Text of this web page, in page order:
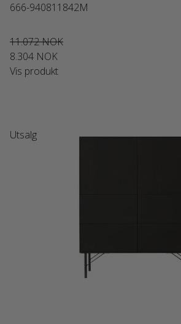
666-940811842M
11.072 NOK
8.304 NOK
Vis produkt
Utsalg